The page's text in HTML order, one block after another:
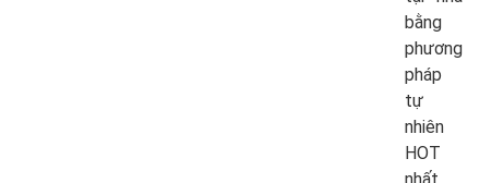
bằng
phương
pháp
tự
nhiên
HOT